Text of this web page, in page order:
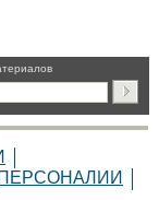
ПЕРСОНАЛИИ